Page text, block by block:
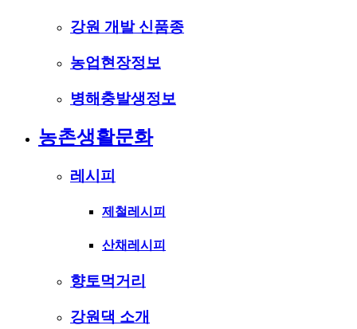
강원 개발 신품종
농업현장정보
병해충발생정보
농촌생활문화
레시피
제철레시피
산채레시피
향토먹거리
강원댁 소개